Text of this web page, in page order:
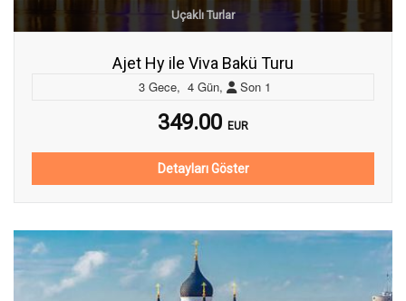
Uçaklı Turlar
Ajet Hy ile Viva Bakü Turu
3 Gece, 4 Gün, Son 1
349.00 EUR
Detayları Göster